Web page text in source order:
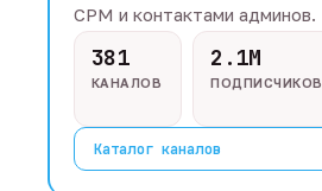
CPM и контактами админов.
381
КАНАЛОВ
2.1M
ПОДПИСЧИКОВ
Каталог каналов